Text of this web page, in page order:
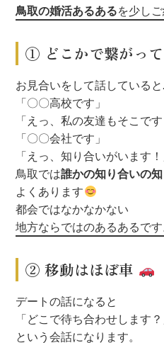
鳥取の婚活あるあるを少し
① どこかで繋がっ
お見合いをして話している
「〇〇高校です」
「えっ、私の友達もそこです
「〇〇会社です」
「えっ、知り合いがいます！
鳥取では誰かの知り合いの
よくあります
都会ではなかなかない
地方ならではのあるあるです
② 移動はほぼ車
デートの話になると
「どこで待ち合わせします？
という会話になります。